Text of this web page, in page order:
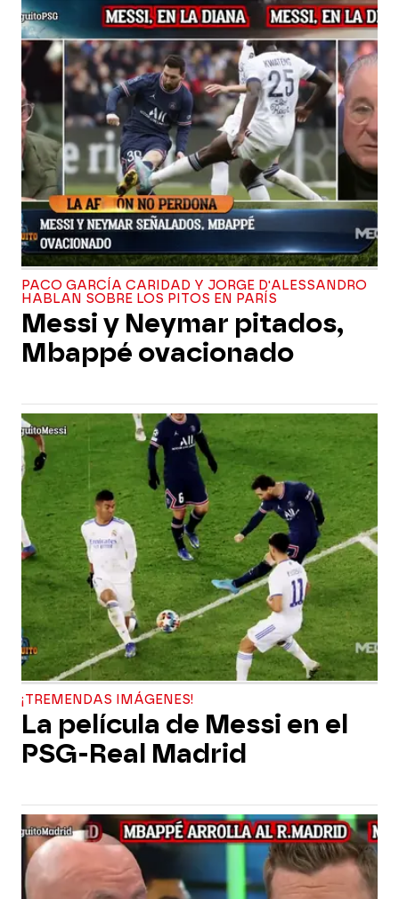
PACO GARCÍA CARIDAD Y JORGE D'ALESSANDRO
HABLAN SOBRE LOS PITOS EN PARÍS
Messi y Neymar pitados,
Mbappé ovacionado
¡TREMENDAS IMÁGENES!
La película de Messi en el
PSG-Real Madrid